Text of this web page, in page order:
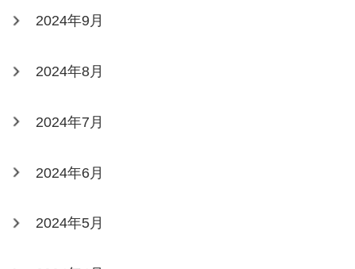
2024年9月
2024年8月
2024年7月
2024年6月
2024年5月